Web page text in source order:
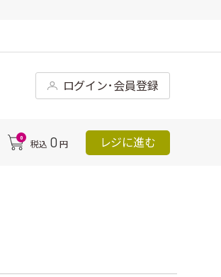
ログイン･会員登録
0
税込 0 円 レジに進む